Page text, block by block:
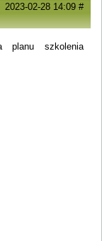
2023-02-28 14:09 #
planu szkolenia